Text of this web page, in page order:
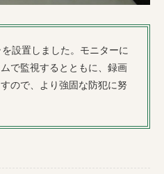
設置しました。モニターに
で監視するとともに、録画
ので、より強固な防犯に努